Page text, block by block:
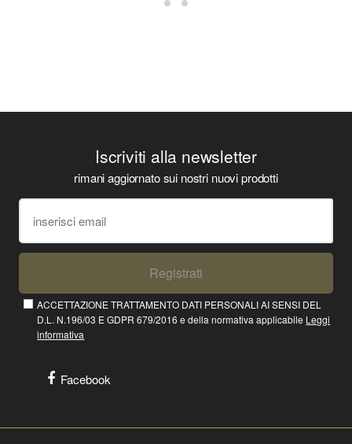
Iscriviti alla newsletter
rimani aggiornato sui nostri nuovi prodotti
Registrati
ACCETTAZIONE TRATTAMENTO DATI PERSONALI AI SENSI DEL
D.L. N.196/03 E GDPR 679/2016 e della normativa applicabile Leggi
informativa
Facebook